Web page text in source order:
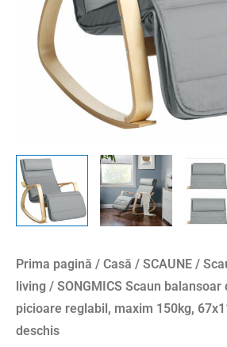
Prima pagină / Casă / SCAUNE /
living / SONGMICS Scaun
picioare reglabil, maxim 150kg,
deschis
reglabil,
maxim
150kg,
67x115x91cm,